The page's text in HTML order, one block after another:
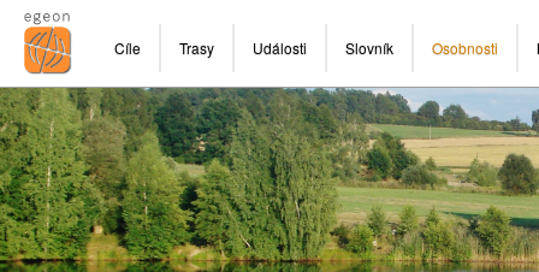
Cíle Trasy Události Slovník Osobnosti